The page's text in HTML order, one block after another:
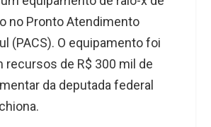
no Pronto Atendimento
(PACS). O equipamento foi
recursos de R$ 300 mil de
da deputada federal